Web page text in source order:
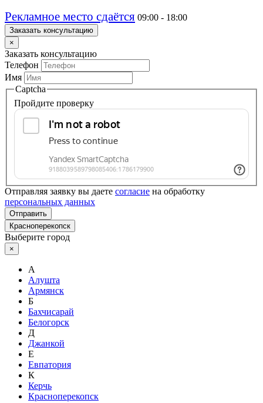
Рекламное место сдаётся 09:00 - 18:00
Заказать консультацию
×
Заказать консультацию
Телефон
Имя
Captcha
Пройдите проверку
Отправляя заявку вы даете согласие на обработку
персональных данных
Отправить
Красноперекопск
Выберите город
×
А
Алушта
Армянск
Б
Бахчисарай
Белогорск
Д
Джанкой
Е
Евпатория
К
Керчь
Красноперекопск